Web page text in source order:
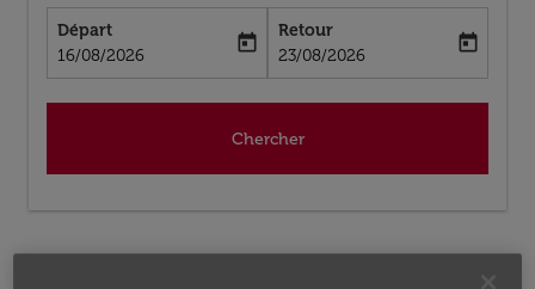
Départ
fc-booking-departure-date-aria-label
16/08/2026
today
Retour
fc-booking-return-date-aria-label
23/08/2026
today
Chercher